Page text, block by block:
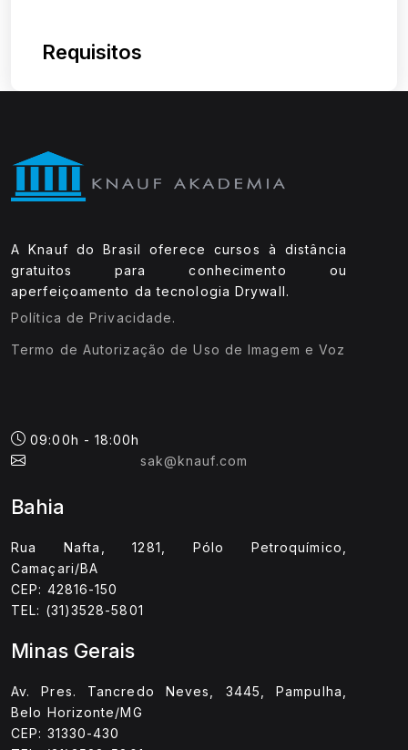
Requisitos
A Knauf do Brasil oferece cursos à distância
gratuitos para conhecimento ou
aperfeiçoamento da tecnologia Drywall.
Política de Privacidade.
Termo de Autorização de Uso de Imagem e Voz
09:00h - 18:00h
sak@knauf.com
Bahia
Rua Nafta, 1281, Pólo Petroquímico,
Camaçari/BA
CEP: 42816-150
TEL: (31)3528-5801
Minas Gerais
Av. Pres. Tancredo Neves, 3445, Pampulha,
Belo Horizonte/MG
CEP: 31330-430